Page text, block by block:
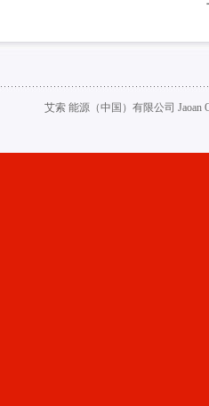
艾索 能源（中国）有限公司 Jaoan